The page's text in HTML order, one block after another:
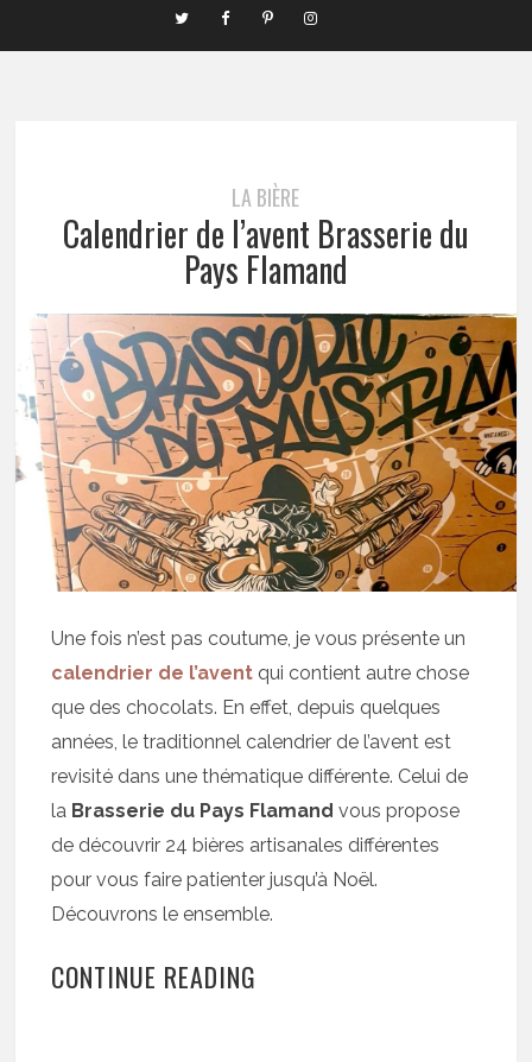
LA BIÈRE
Calendrier de l’avent Brasserie du
Pays Flamand
Une fois n’est pas coutume, je vous présente un
calendrier de l’avent qui contient autre chose
que des chocolats. En effet, depuis quelques
années, le traditionnel calendrier de l’avent est
revisité dans une thématique différente. Celui de
la Brasserie du Pays Flamand vous propose
de découvrir 24 bières artisanales différentes
pour vous faire patienter jusqu’à Noël.
Découvrons le ensemble.
CONTINUE READING